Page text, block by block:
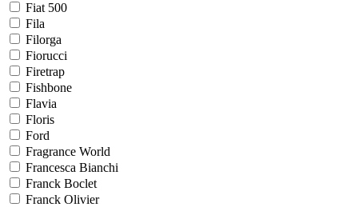
Fiat 500
Fila
Filorga
Fiorucci
Firetrap
Fishbone
Flavia
Floris
Ford
Fragrance World
Francesca Bianchi
Franck Boclet
Franck Olivier